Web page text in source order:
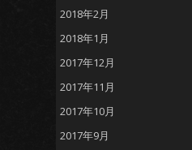
2018年2月
2018年1月
2017年12月
2017年11月
2017年10月
2017年9月